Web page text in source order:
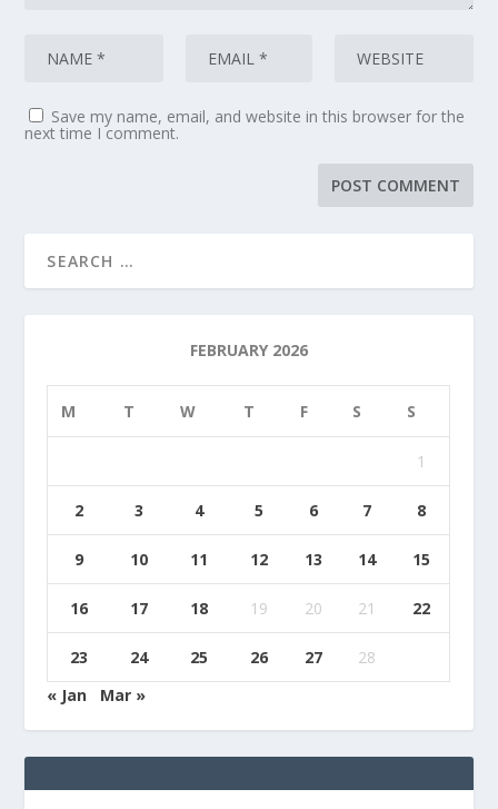
Save my name, email, and website in this browser for the
next time I comment.
FEBRUARY 2026
M T W T F S S
1
2 3 4 5 6 7 8
9 10 11 12 13 14 15
16 17 18 19 20 21 22
23 24 25 26 27
28
« Jan
Mar »